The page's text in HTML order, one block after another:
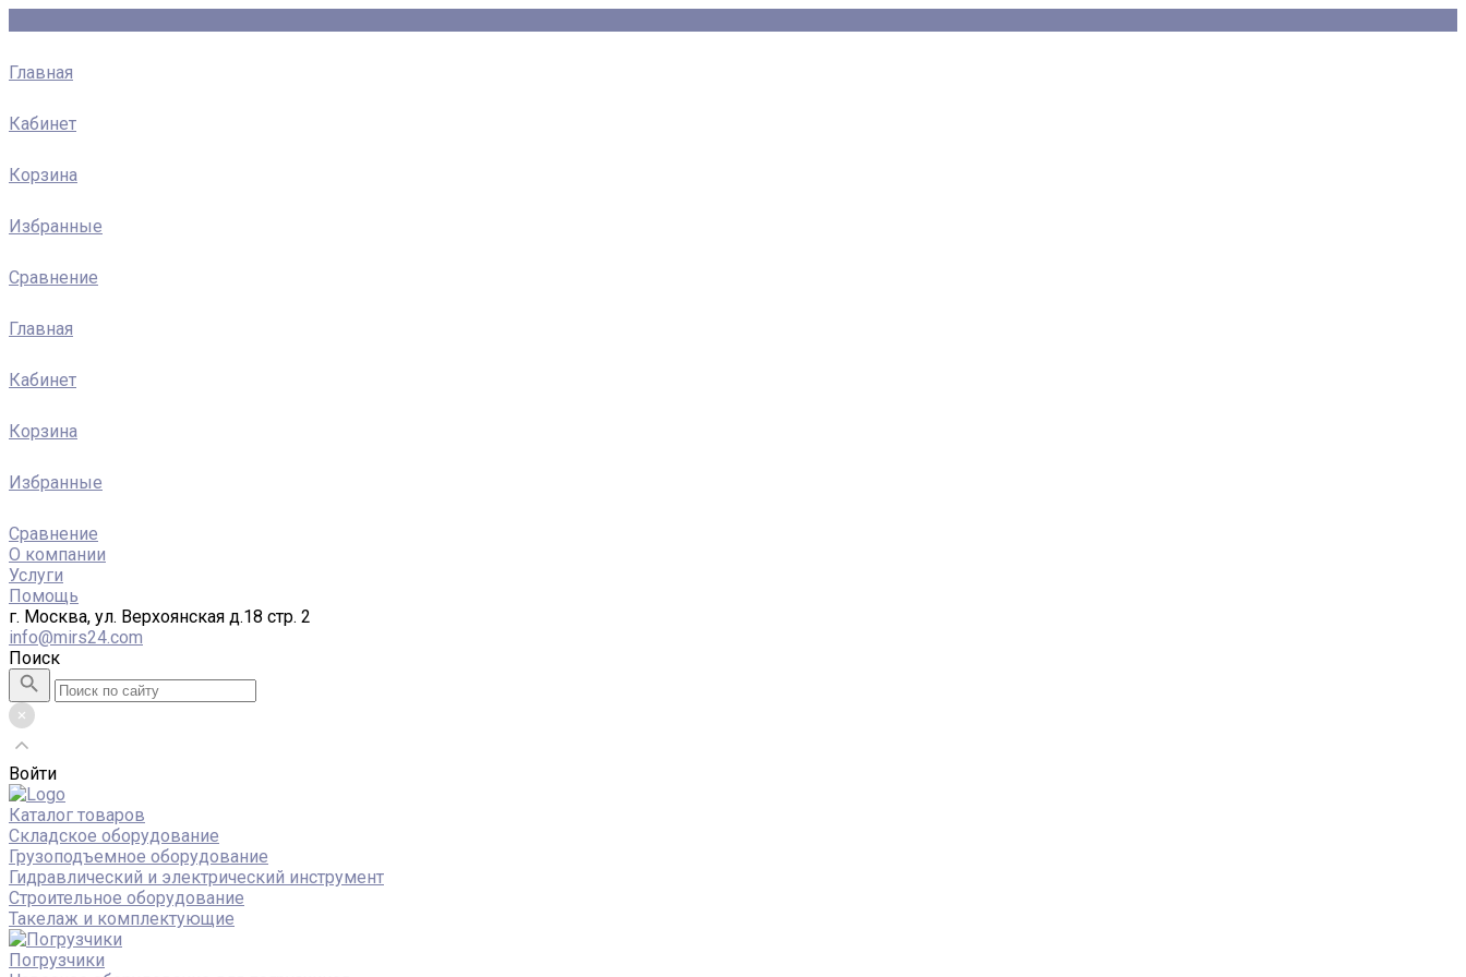
Главная
Кабинет
Корзина
Избранные
Сравнение
Главная
Кабинет
Корзина
Избранные
Сравнение
О компании
Услуги
Помощь
г. Москва, ул. Верхоянская д.18 стр. 2
info@mirs24.com
Поиск
Войти
Каталог товаров
Складское оборудование
Грузоподъемное оборудование
Гидравлический и электрический инструмент
Строительное оборудование
Такелаж и комплектующие
Погрузчики